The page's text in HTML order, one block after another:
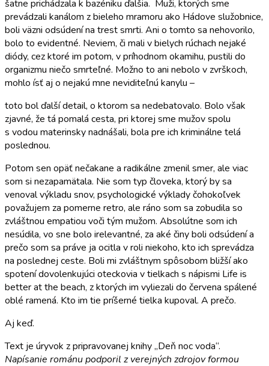
šatne prichádzala k bazéniku ďalšia. Muži, ktorých sme
prevádzali kanálom z bieleho mramoru ako Hádove služobnice,
boli väzni odsúdení na trest smrti. Ani o tomto sa nehovorilo,
bolo to evidentné. Neviem, či mali v bielych rúchach nejaké
diódy, cez ktoré im potom, v príhodnom okamihu, pustili do
organizmu niečo smrteľné. Možno to ani nebolo v zvrškoch,
mohlo ísť aj o nejakú mne neviditeľnú kanylu –
toto bol ďalší detail, o ktorom sa nedebatovalo. Bolo však
zjavné, že tá pomalá cesta, pri ktorej sme mužov spolu
s vodou materinsky nadnášali, bola pre ich kriminálne telá
poslednou.
Potom sen opäť nečakane a radikálne zmenil smer, ale viac
som si nezapamätala. Nie som typ človeka, ktorý by sa
venoval výkladu snov, psychologické výklady čohokoľvek
považujem za pomerne retro, ale ráno som sa zobudila so
zvláštnou empatiou voči tým mužom. Absolútne som ich
nesúdila, vo sne bolo irelevantné, za aké činy boli odsúdení a
prečo som sa práve ja ocitla v roli niekoho, kto ich sprevádza
na poslednej ceste. Boli mi zvláštnym spôsobom bližší ako
spotení dovolenkujúci oteckovia v tielkach s nápismi Life is
better at the beach, z ktorých im vyliezali do červena spálené
oblé ramená. Kto im tie príšerné tielka kupoval. A prečo.
Aj keď.
Text je úryvok z pripravovanej knihy „Deň noc voda“.
Napísanie románu podporil z verejných zdrojov formou